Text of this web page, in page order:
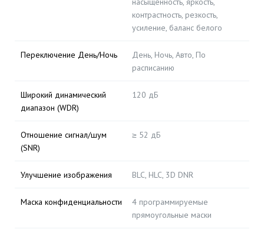
контрастность, резкость,
усиление, баланс белого
Переключение День/Ночь
День, Ночь, Авто, По
расписанию
Широкий динамический
диапазон (WDR)
120 дБ
Отношение сигнал/шум
(SNR)
≥ 52 дБ
Улучшение изображения BLC, HLC, 3D DNR
Маска конфиденциальности
4 программируемые
прямоугольные маски